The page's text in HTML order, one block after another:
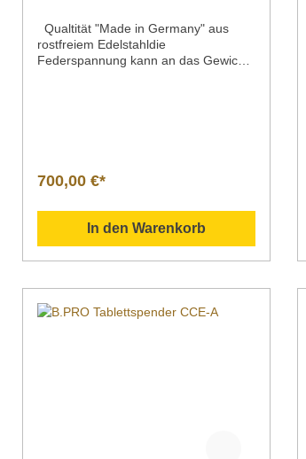
Qualtität "Made in Germany" aus
rostfreiem Edelstahldie
Federspannung kann an das Gewicht
700,00 €*
In den Warenkorb